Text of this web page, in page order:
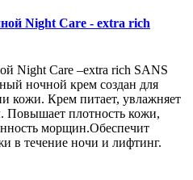
Night Care - extra rich
Night Care –extra rich SANS
ночной крем создан для
кожи. Крем питает, увлажняет
Повышает плотность кожи,
морщин.Обеспечит
в течение ночи и лифтинг.